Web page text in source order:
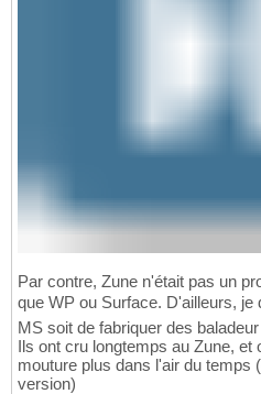
Par contre, Zune n'était pas un
que WP ou Surface. D'ailleurs, je
MS soit de fabriquer des
Ils ont cru longtemps au Zune, et
mouture plus dans l'air du temps
version)